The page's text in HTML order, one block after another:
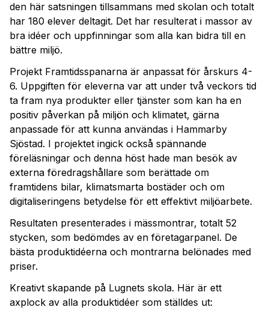
den här satsningen tillsammans med skolan och totalt
har 180 elever deltagit. Det har resulterat i massor av
bra idéer och uppfinningar som alla kan bidra till en
bättre miljö.
Projekt Framtidsspanarna är anpassat för årskurs 4-
6. Uppgiften för eleverna var att under två veckors tid
ta fram nya produkter eller tjänster som kan ha en
positiv påverkan på miljön och klimatet, gärna
anpassade för att kunna användas i Hammarby
Sjöstad. I projektet ingick också spännande
föreläsningar och denna höst hade man besök av
externa föredragshållare som berättade om
framtidens bilar, klimatsmarta bostäder och om
digitaliseringens betydelse för ett effektivt miljöarbete.
Resultaten presenterades i mässmontrar, totalt 52
stycken, som bedömdes av en företagarpanel. De
bästa produktidéerna och montrarna belönades med
priser.
Kreativt skapande på Lugnets skola. Här är ett
axplock av alla produktidéer som ställdes ut: